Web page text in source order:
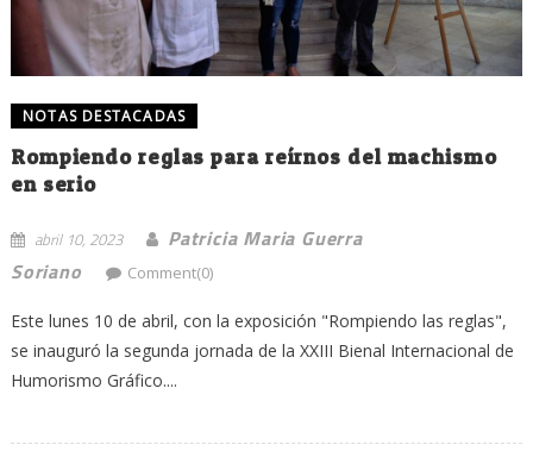
NOTAS DESTACADAS
Rompiendo reglas para reírnos del machismo
en serio
abril 10, 2023
Patricia Maria Guerra
Soriano
Comment(0)
Este lunes 10 de abril, con la exposición "Rompiendo las reglas",
se inauguró la segunda jornada de la XXIII Bienal Internacional de
Humorismo Gráfico....